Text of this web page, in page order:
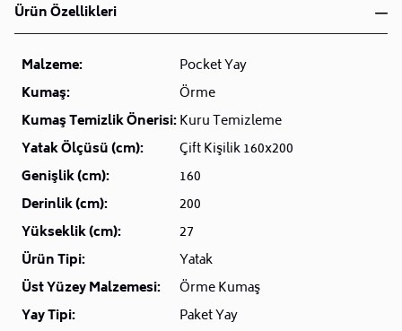
Ürün Özellikleri
Malzeme:
Pocket Yay
Kumaş:
Örme
Kumaş Temizlik Önerisi:Kuru Temizleme
Yatak Ölçüsü (cm):
Çift Kişilik 160x200
Genişlik (cm):
160
Derinlik (cm):
200
Yükseklik (cm):
27
Ürün Tipi:
Yatak
Üst Yüzey Malzemesi:
Örme Kumaş
Yay Tipi:
Paket Yay